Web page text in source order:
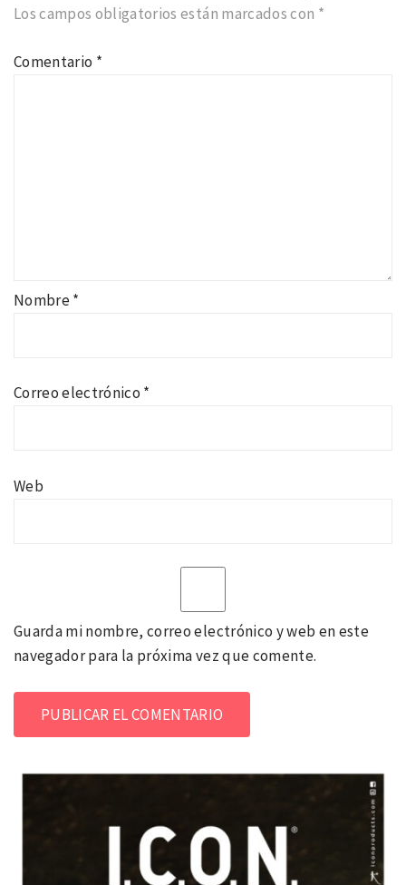
Los campos obligatorios están marcados con *
Comentario *
Nombre*
Correo electrónico *
Web
Guarda mi nombre, correo electrónico y web en este
navegador para la próxima vez que comente.